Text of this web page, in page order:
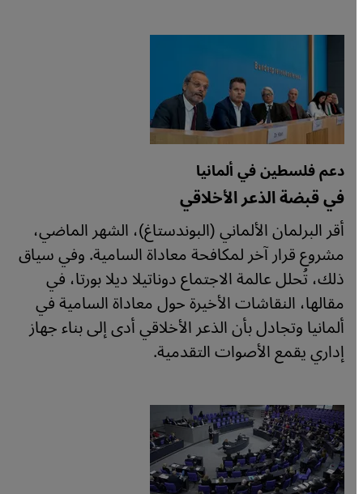
دعم فلسطين في ألمانيا
في قبضة الذعر الأخلاقي
أقر البرلمان الألماني (البوندستاغ)، الشهر الماضي،
مشروع قرار آخر لمكافحة معاداة السامية. وفي سياق
ذلك، تُحلل عالمة الاجتماع دوناتيلا ديلا بورتا، في
مقالها، النقاشات الأخيرة حول معاداة السامية في
ألمانيا وتجادل بأن الذعر الأخلاقي أدى إلى بناء جهاز
إداري يقمع الأصوات التقدمية.